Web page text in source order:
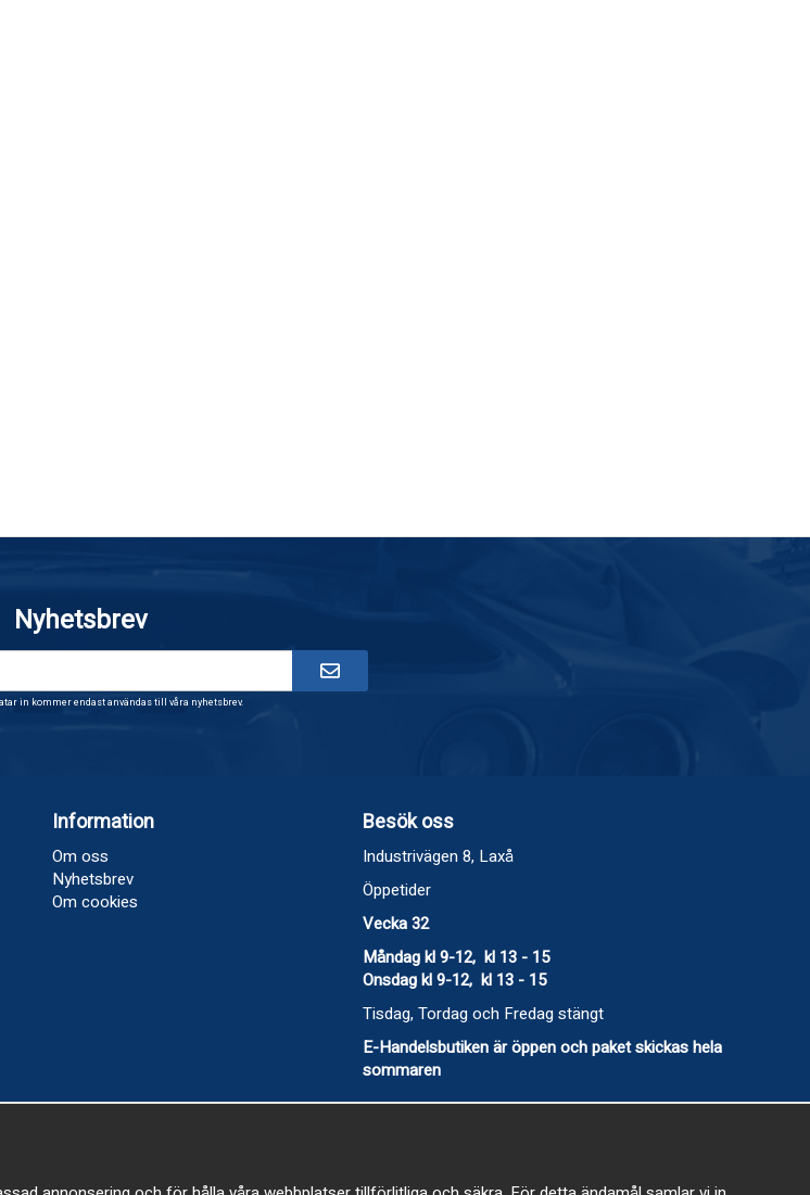
Nyhetsbrev
in kommer endast användas till våra nyhetsbrev.
Information
Om oss
Nyhetsbrev
Om cookies
Besök oss
Industrivägen 8, Laxå
Öppetider
Vecka 32
Måndag kl 9-12, kl 13 - 15
Onsdag kl 9-12, kl 13 - 15
Tisdag, Tordag och Fredag stängt
E-Handelsbutiken är öppen och paket skickas hela
sommaren